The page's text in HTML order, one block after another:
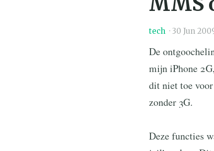
tech · 30 Jun
De
mijn iPhone
dit niet toe
zonder 3G.
Deze functies